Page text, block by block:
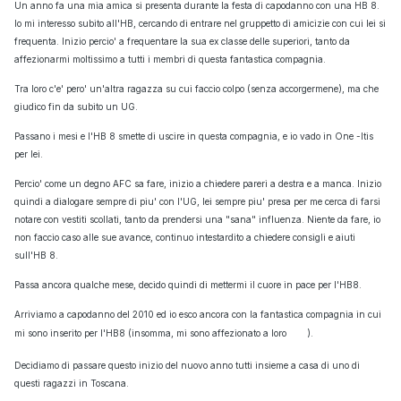
Un anno fa una mia amica si presenta durante la festa di capodanno con una HB 8.
Io mi interesso subito all'HB, cercando di entrare nel gruppetto di amicizie con cui lei si
frequenta. Inizio percio' a frequentare la sua ex classe delle superiori, tanto da
affezionarmi moltissimo a tutti i membri di questa fantastica compagnia.
Tra loro c'e' pero' un'altra ragazza su cui faccio colpo (senza accorgermene), ma che
giudico fin da subito un UG.
Passano i mesi e l'HB 8 smette di uscire in questa compagnia, e io vado in One -Itis
per lei.
Percio' come un degno AFC sa fare, inizio a chiedere pareri a destra e a manca. Inizio
quindi a dialogare sempre di piu' con l'UG, lei sempre piu' presa per me cerca di farsi
notare con vestiti scollati, tanto da prendersi una "sana" influenza. Niente da fare, io
non faccio caso alle sue avance, continuo intestardito a chiedere consigli e aiuti
sull'HB 8.
Passa ancora qualche mese, decido quindi di mettermi il cuore in pace per l'HB8.
Arriviamo a capodanno del 2010 ed io esco ancora con la fantastica compagnia in cui
mi sono inserito per l'HB8 (insomma, mi sono affezionato a loro
).
Decidiamo di passare questo inizio del nuovo anno tutti insieme a casa di uno di
questi ragazzi in Toscana.